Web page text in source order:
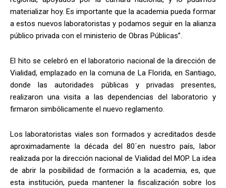
materializar hoy. Es importante que la academia pueda formar
a estos nuevos laboratoristas y podamos seguir en la alianza
público privada con el ministerio de Obras Públicas”.
El hito se celebró en el laboratorio nacional de la dirección de
Vialidad, emplazado en la comuna de La Florida, en Santiago,
donde las autoridades públicas y privadas presentes,
realizaron una visita a las dependencias del laboratorio y
firmaron simbólicamente el nuevo reglamento.
Los laboratoristas viales son formados y acreditados desde
aproximadamente la década del 80´en nuestro país, labor
realizada por la dirección nacional de Vialidad del MOP. La idea
de abrir la posibilidad de formación a la academia, es, que
esta institución, pueda mantener la fiscalización sobre los